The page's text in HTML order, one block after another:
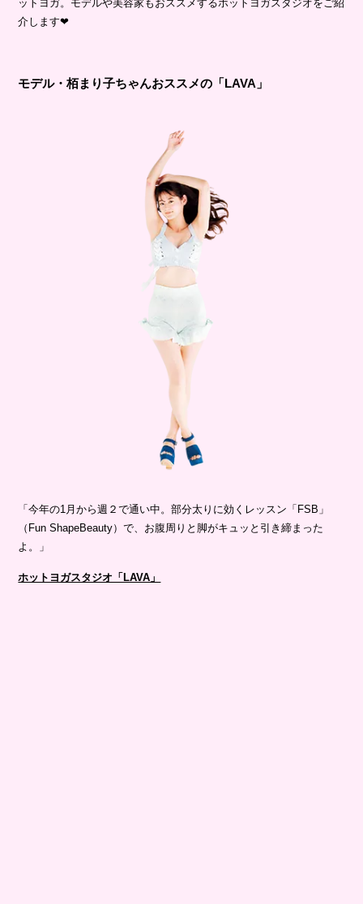
ットヨガ。モデルや美容家もおススメするホットヨガスタジオをご紹
介します❤
モデル・栢まり子ちゃんおススメの「LAVA」
「今年の1月から週２で通い中。部分太りに効くレッスン「FSB」
（Fun ShapeBeauty）で、お腹周りと脚がキュッと引き締まった
よ。」
ホットヨガスタジオ「LAVA」